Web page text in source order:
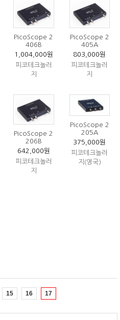
PicoScope 2
406B
1,004,000원
피코테크놀러
지
PicoScope 2
405A
803,000원
피코테크놀러
지
PicoScope 2
206B
642,000원
피코테크놀러
지
PicoScope 2
205A
375,000원
피코테크놀러
지(영국)
15 16 17